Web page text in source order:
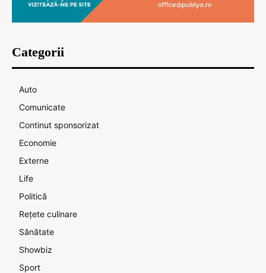
Categorii
Auto
Comunicate
Continut sponsorizat
Economie
Externe
Life
Politică
Rețete culinare
Sănătate
Showbiz
Sport